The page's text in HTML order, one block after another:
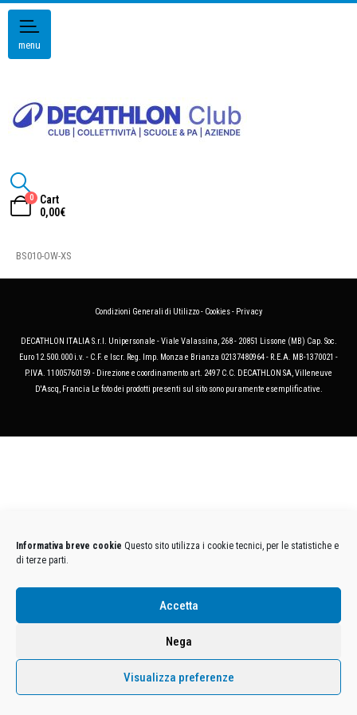
Informativa breve cookie Questo sito utilizza i cookie tecnici, per le statistiche e
di terze parti.
Accetta
Nega
Visualizza preferenze
menu
0
Cart
0,00€
BS010-OW-XS
Condizioni Generali di Utilizzo- Cookies- Privacy
DECATHLON ITALIA S.r.l. Unipersonale - Viale Valassina, 268 - 20851 Lissone (MB) Cap. Soc.
Euro 12.500.000 i.v. - C.F. e Iscr. Reg. Imp. Monza e Brianza 02137480964 - R.E.A. MB-1370021 -
P.IVA. 11005760159 - Direzione e coordinamento art. 2497 C.C. DECATHLON SA, Villeneuve
D'Ascq, Francia Le foto dei prodotti presenti sul sito sono puramente esemplificative.